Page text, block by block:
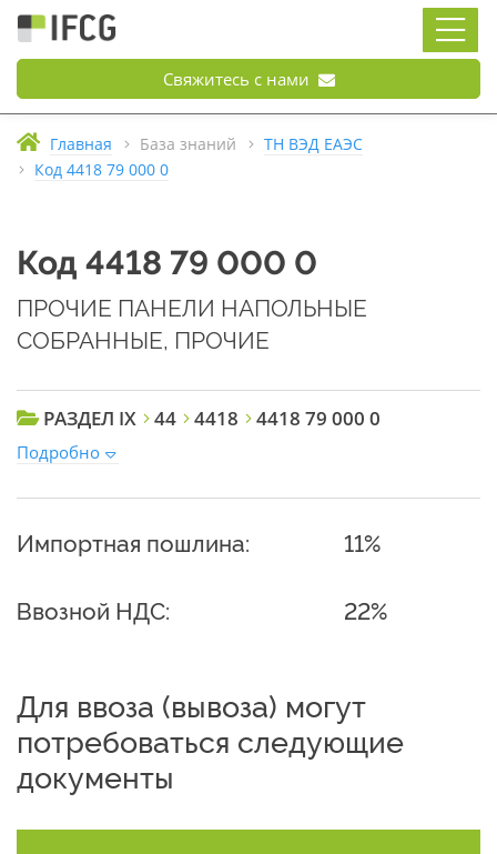
Свяжитесь с нами
Главная База знаний
ТН ВЭД ЕАЭС
Код 4418 79 000 0
Код 4418 79 000 0
ПРОЧИЕ ПАНЕЛИ НАПОЛЬНЫЕ
СОБРАННЫЕ, ПРОЧИЕ
РАЗДЕЛ IX 44 4418 4418 79 000 0
Подробно
Импортная пошлина: 11%
Ввозной НДС: 22%
Для ввоза (вывоза) могут
потребоваться следующие
документы